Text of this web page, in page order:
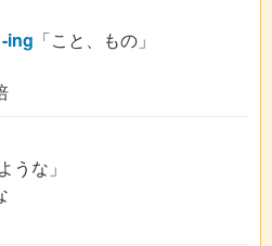
-ing 「こと、もの」
うな」